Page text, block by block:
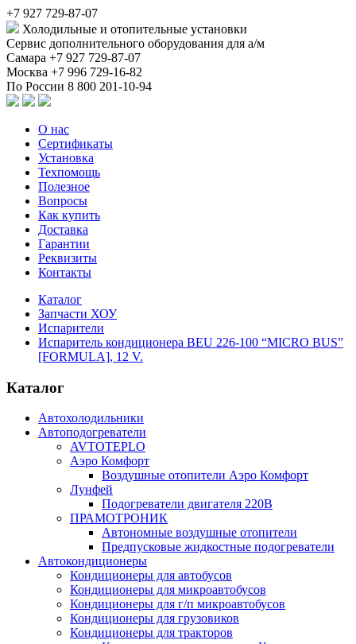
+7 927 729-87-07
Холодильные и отопительные установки
Сервис дополнительного оборудования для а/м
Самара +7 927 729-87-07
Москва +7 996 729-16-82
По России 8 800 201-10-94
О нас
Сертификаты
Установка
Техпомощь
Полезное
Вопросы
Как купить
Доставка
Гарантии
Реквизиты
Контакты
Каталог
Запчасти ХОУ
Испарители
Испаритель кондиционера BEU 226-100 “MICRO BUS”
[FORMULA], 12 V.
Каталог
Автохолодильники
Автоподогреватели
AVTOTEPLO
Аэро Комфорт
Воздушные отопители Аэро Комфорт
Лунфей
Подогреватели двигателя 220В
ПРАМОТРОНИК
Автономные воздушные отопители
Предпусковые жидкостные подогреватели
Автокондиционеры
Кондиционеры для автобусов
Кондиционеры для микроавтобусов
Кондиционеры для г/п микроавтобусов
Кондиционеры для грузовиков
Кондиционеры для тракторов